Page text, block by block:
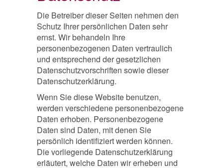
Die Betreiber dieser Seiten nehmen den
Schutz Ihrer persönlichen Daten sehr
ernst. Wir behandeln Ihre
personenbezogenen Daten vertraulich
und entsprechend der gesetzlichen
Datenschutzvorschriften sowie dieser
Datenschutzerklärung.
Wenn Sie diese Website benutzen,
werden verschiedene personenbezogene
Daten erhoben. Personenbezogene
Daten sind Daten, mit denen Sie
persönlich identifiziert werden können.
Die vorliegende Datenschutzerklärung
erläutert, welche Daten wir erheben und